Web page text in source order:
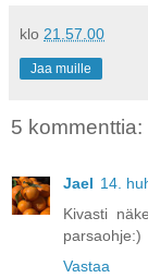
klo 21.57.00
Jaa muille
5 kommenttia:
Jael 14.
Kivasti
parsaohje:)
Vastaa